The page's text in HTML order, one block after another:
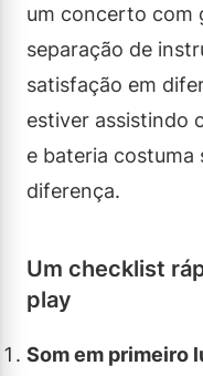
um concerto com
separação de
satisfação em
estiver assistindo
e bateria costuma
diferença.
Um checklist
play
Som em primeiro